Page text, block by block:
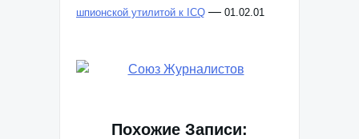
шпионской утилитой к ICQ — 01.02.01
Похожие Записи: